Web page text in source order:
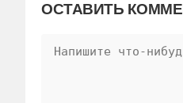
ОСТАВИТЬ